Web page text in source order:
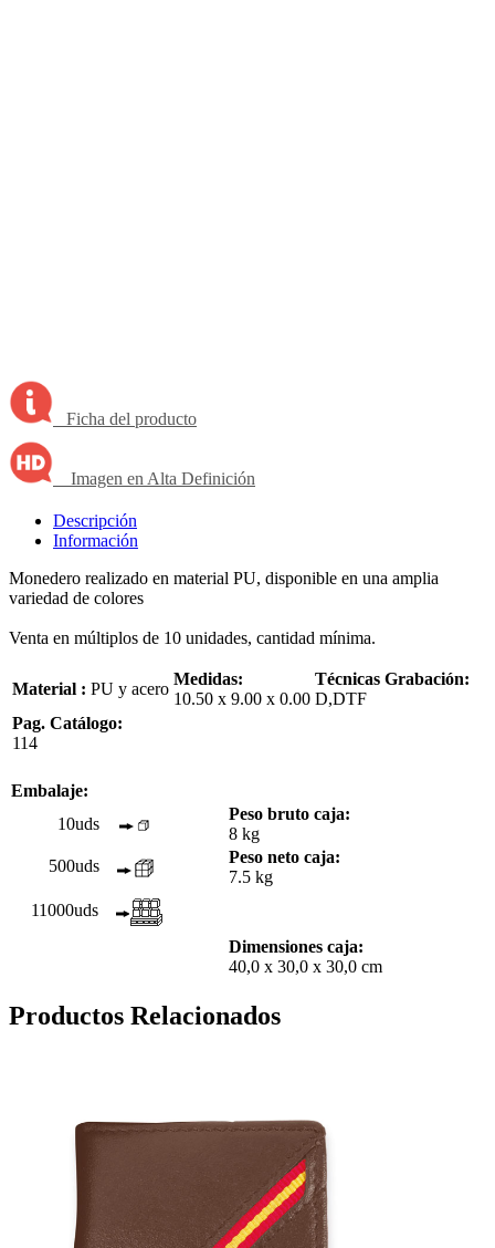
Ficha del producto
Imagen en Alta Definición
Descripción
Información
Monedero realizado en material PU, disponible en una amplia
variedad de colores
Venta en múltiplos de 10 unidades, cantidad mínima.
Material : PU y acero
Medidas:
10.50 x 9.00 x 0.00
Técnicas Grabación:
D,DTF
Pag. Catálogo:
114
Embalaje:
10uds
Peso bruto caja:
8 kg
500uds
Peso neto caja:
7.5 kg
11000uds
Dimensiones caja:
40,0 x 30,0 x 30,0 cm
Productos Relacionados